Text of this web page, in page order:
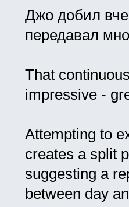
Джо добил
передавал
That
impressive -
Attempting to
creates a split
suggesting a
between day